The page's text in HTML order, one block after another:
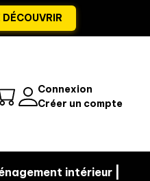
DÉCOUVRIR
Connexion
Créer un compte
intérieur